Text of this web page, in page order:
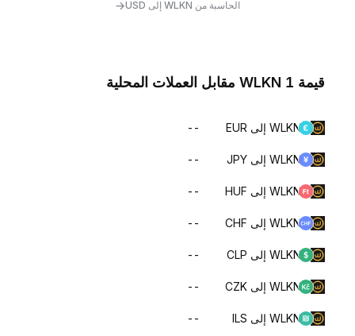
الحاسبة من WLKN إلى USD →
قيمة 1 WLKN مقابل العملات المحلية
WLKN إلى EUR --
WLKN إلى JPY --
WLKN إلى HUF --
WLKN إلى CHF --
WLKN إلى CLP --
WLKN إلى CZK --
WLKN إلى ILS --